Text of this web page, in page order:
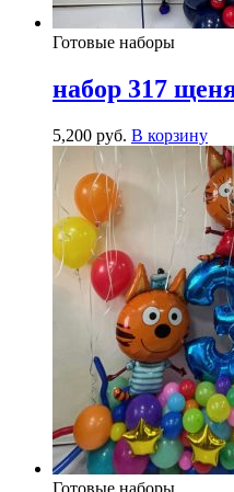
Готовые наборы
набор 317
5,200 руб. В корзину
Готовые наборы